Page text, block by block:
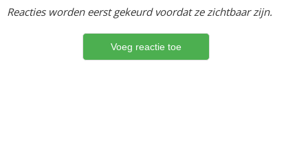
Reacties worden eerst gekeurd voordat ze zichtbaar zijn.